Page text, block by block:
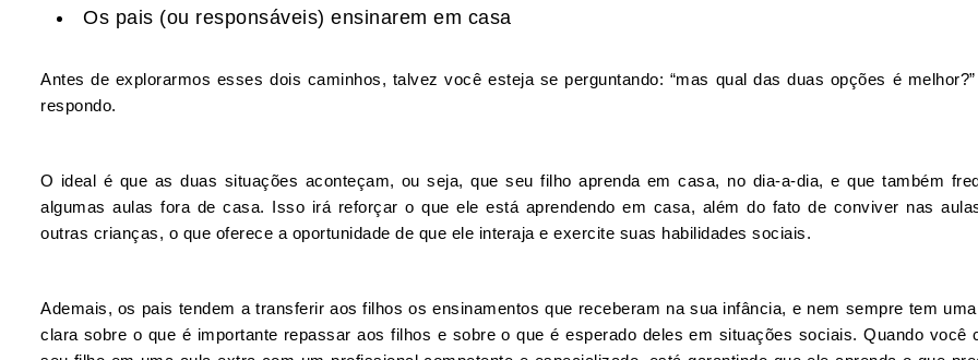
Os pais (ou responsáveis) ensinarem em casa
Antes de explorarmos esses dois caminhos, talvez você esteja se perguntando: “mas qual das duas opções é
respondo.
O ideal é que as duas situações aconteçam, ou seja, que seu filho aprenda em casa, no dia-a-dia, e que também
algumas aulas fora de casa. Isso irá reforçar o que ele está aprendendo em casa, além do fato de conviver nas
outras crianças, o que oferece a oportunidade de que ele interaja e exercite suas habilidades sociais.
Ademais, os pais tendem a transferir aos filhos os ensinamentos que receberam na sua infância, e nem sempre tem
clara sobre o que é importante repassar aos filhos e sobre o que é esperado deles em situações sociais. Quando você